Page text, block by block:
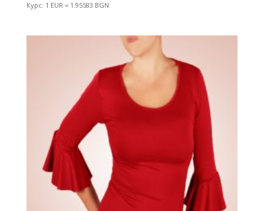
Курс: 1 EUR = 1.95583 BGN